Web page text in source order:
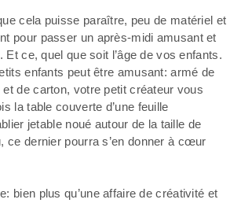
cela puisse paraître, peu de matériel et
pour passer un après-midi amusant et
Et ce, quel que soit l’âge de vos enfants.
enfants peut être amusant: armé de
de carton, votre petit créateur vous
la table couverte d’une feuille
jetable noué autour de la taille de
ce dernier pourra s’en donner à cœur
bien plus qu’une affaire de créativité et